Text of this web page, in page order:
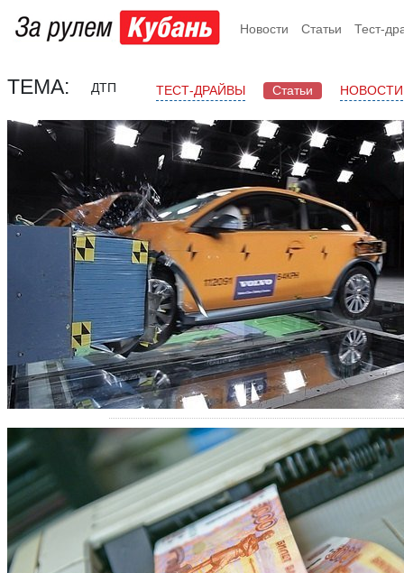
Новости Статьи Тест-
ТЕМА: ДТП ТЕСТ-ДРАЙВЫ Статьи НОВОСТИ